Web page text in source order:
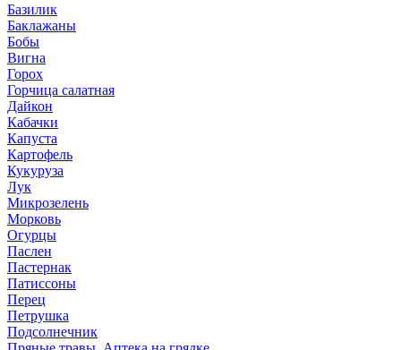
Базилик
Баклажаны
Бобы
Вигна
Горох
Горчица салатная
Дайкон
Кабачки
Капуста
Картофель
Кукуруза
Лук
Микрозелень
Морковь
Огурцы
Паслен
Пастернак
Патиссоны
Перец
Петрушка
Подсолнечник